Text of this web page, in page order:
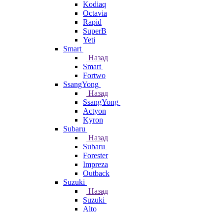
Kodiaq
Octavia
Rapid
SuperB
Yeti
Smart
Назад
Smart
Fortwo
SsangYong
Назад
SsangYong
Actyon
Kyron
Subaru
Назад
Subaru
Forester
Impreza
Outback
Suzuki
Назад
Suzuki
Alto